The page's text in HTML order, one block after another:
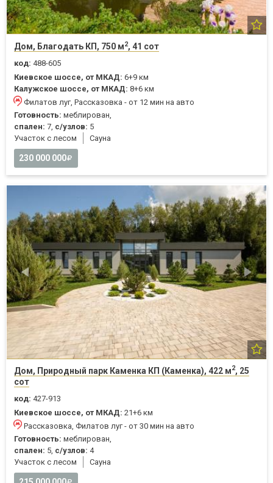
Дом, Благодать КП, 750 м2, 41 сот
код: 488-605
Киевское шоссе, от МКАД: 6+9 км
Калужское шоссе, от МКАД: 8+6 км
Филатов луг, Рассказовка - от 12 мин на авто
Готовность: меблирован,
спален: 7, с/узлов: 5
Участок с лесом
Cауна
230 000 000
Дом, Природный парк Каменка КП (Каменка), 422 м2, 25
сот
код: 427-913
Киевское шоссе, от МКАД: 21+6 км
Рассказовка, Филатов луг - от 30 мин на авто
Готовность: меблирован,
спален: 5, с/узлов: 4
Участок с лесом
Cауна